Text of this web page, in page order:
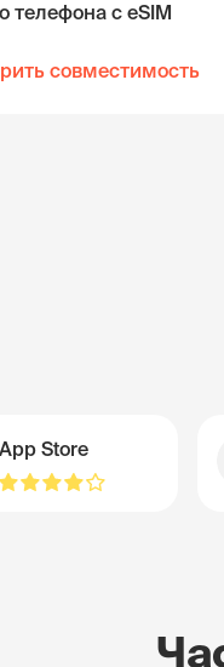
телефона с eSIM
совместимость
App Store